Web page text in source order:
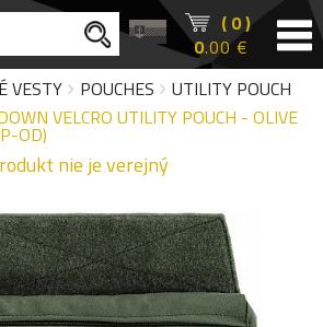
( 0 )
0.00 €
VESTY POUCHES
UTILITY POUCH
VELCRO UTILITY POUCH - OLIVE
OD)
nie je verejný